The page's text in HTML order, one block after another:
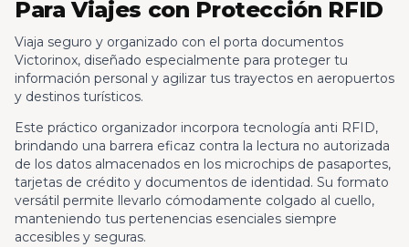
Para Viajes con Protección RFID
Viaja seguro y organizado con el porta documentos
Victorinox, diseñado especialmente para proteger tu
información personal y agilizar tus trayectos en aeropuertos
y destinos turísticos.
Este práctico organizador incorpora tecnología anti RFID,
brindando una barrera eficaz contra la lectura no autorizada
de los datos almacenados en los microchips de pasaportes,
tarjetas de crédito y documentos de identidad. Su formato
versátil permite llevarlo cómodamente colgado al cuello,
manteniendo tus pertenencias esenciales siempre
accesibles y seguras.